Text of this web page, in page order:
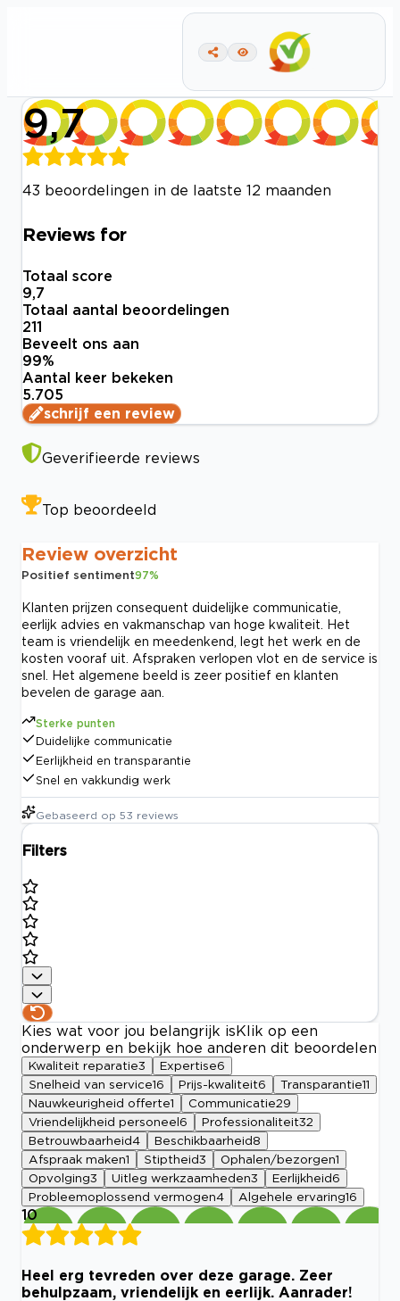
9,7
43 beoordelingen in de laatste 12 maanden
Reviews for
Totaal score
9,7
Totaal aantal beoordelingen
211
Beveelt ons aan
99%
Aantal keer bekeken
5.705
schrijf een review
Geverifieerde reviews
Top beoordeeld
Review overzicht
Positief sentiment97%
Klanten prijzen consequent duidelijke communicatie,
eerlijk advies en vakmanschap van hoge kwaliteit. Het
team is vriendelijk en meedenkend, legt het werk en de
kosten vooraf uit. Afspraken verlopen vlot en de service is
snel. Het algemene beeld is zeer positief en klanten
bevelen de garage aan.
Sterke punten
Duidelijke communicatie
Eerlijkheid en transparantie
Snel en vakkundig werk
Gebaseerd op 53 reviews
Filters
Kies wat voor jou belangrijk is Klik op een
onderwerp en bekijk hoe anderen dit beoordelen
Kwaliteit reparatie3 Expertise6
Snelheid van service16 Prijs-kwaliteit6 Transparantie11
Nauwkeurigheid offerte1 Communicatie29
Vriendelijkheid personeel 6 Professionaliteit32
Betrouwbaarheid4 Beschikbaarheid 8
Afspraak maken1 Stiptheid3 Ophalen/bezorgen1
Opvolging3 Uitleg werkzaamheden3 Eerlijkheid 6
Probleemoplossend vermogen4 Algehele ervaring16
10
Heel erg tevreden over deze garage. Zeer
behulpzaam, vriendelijk en eerlijk. Aanrader!